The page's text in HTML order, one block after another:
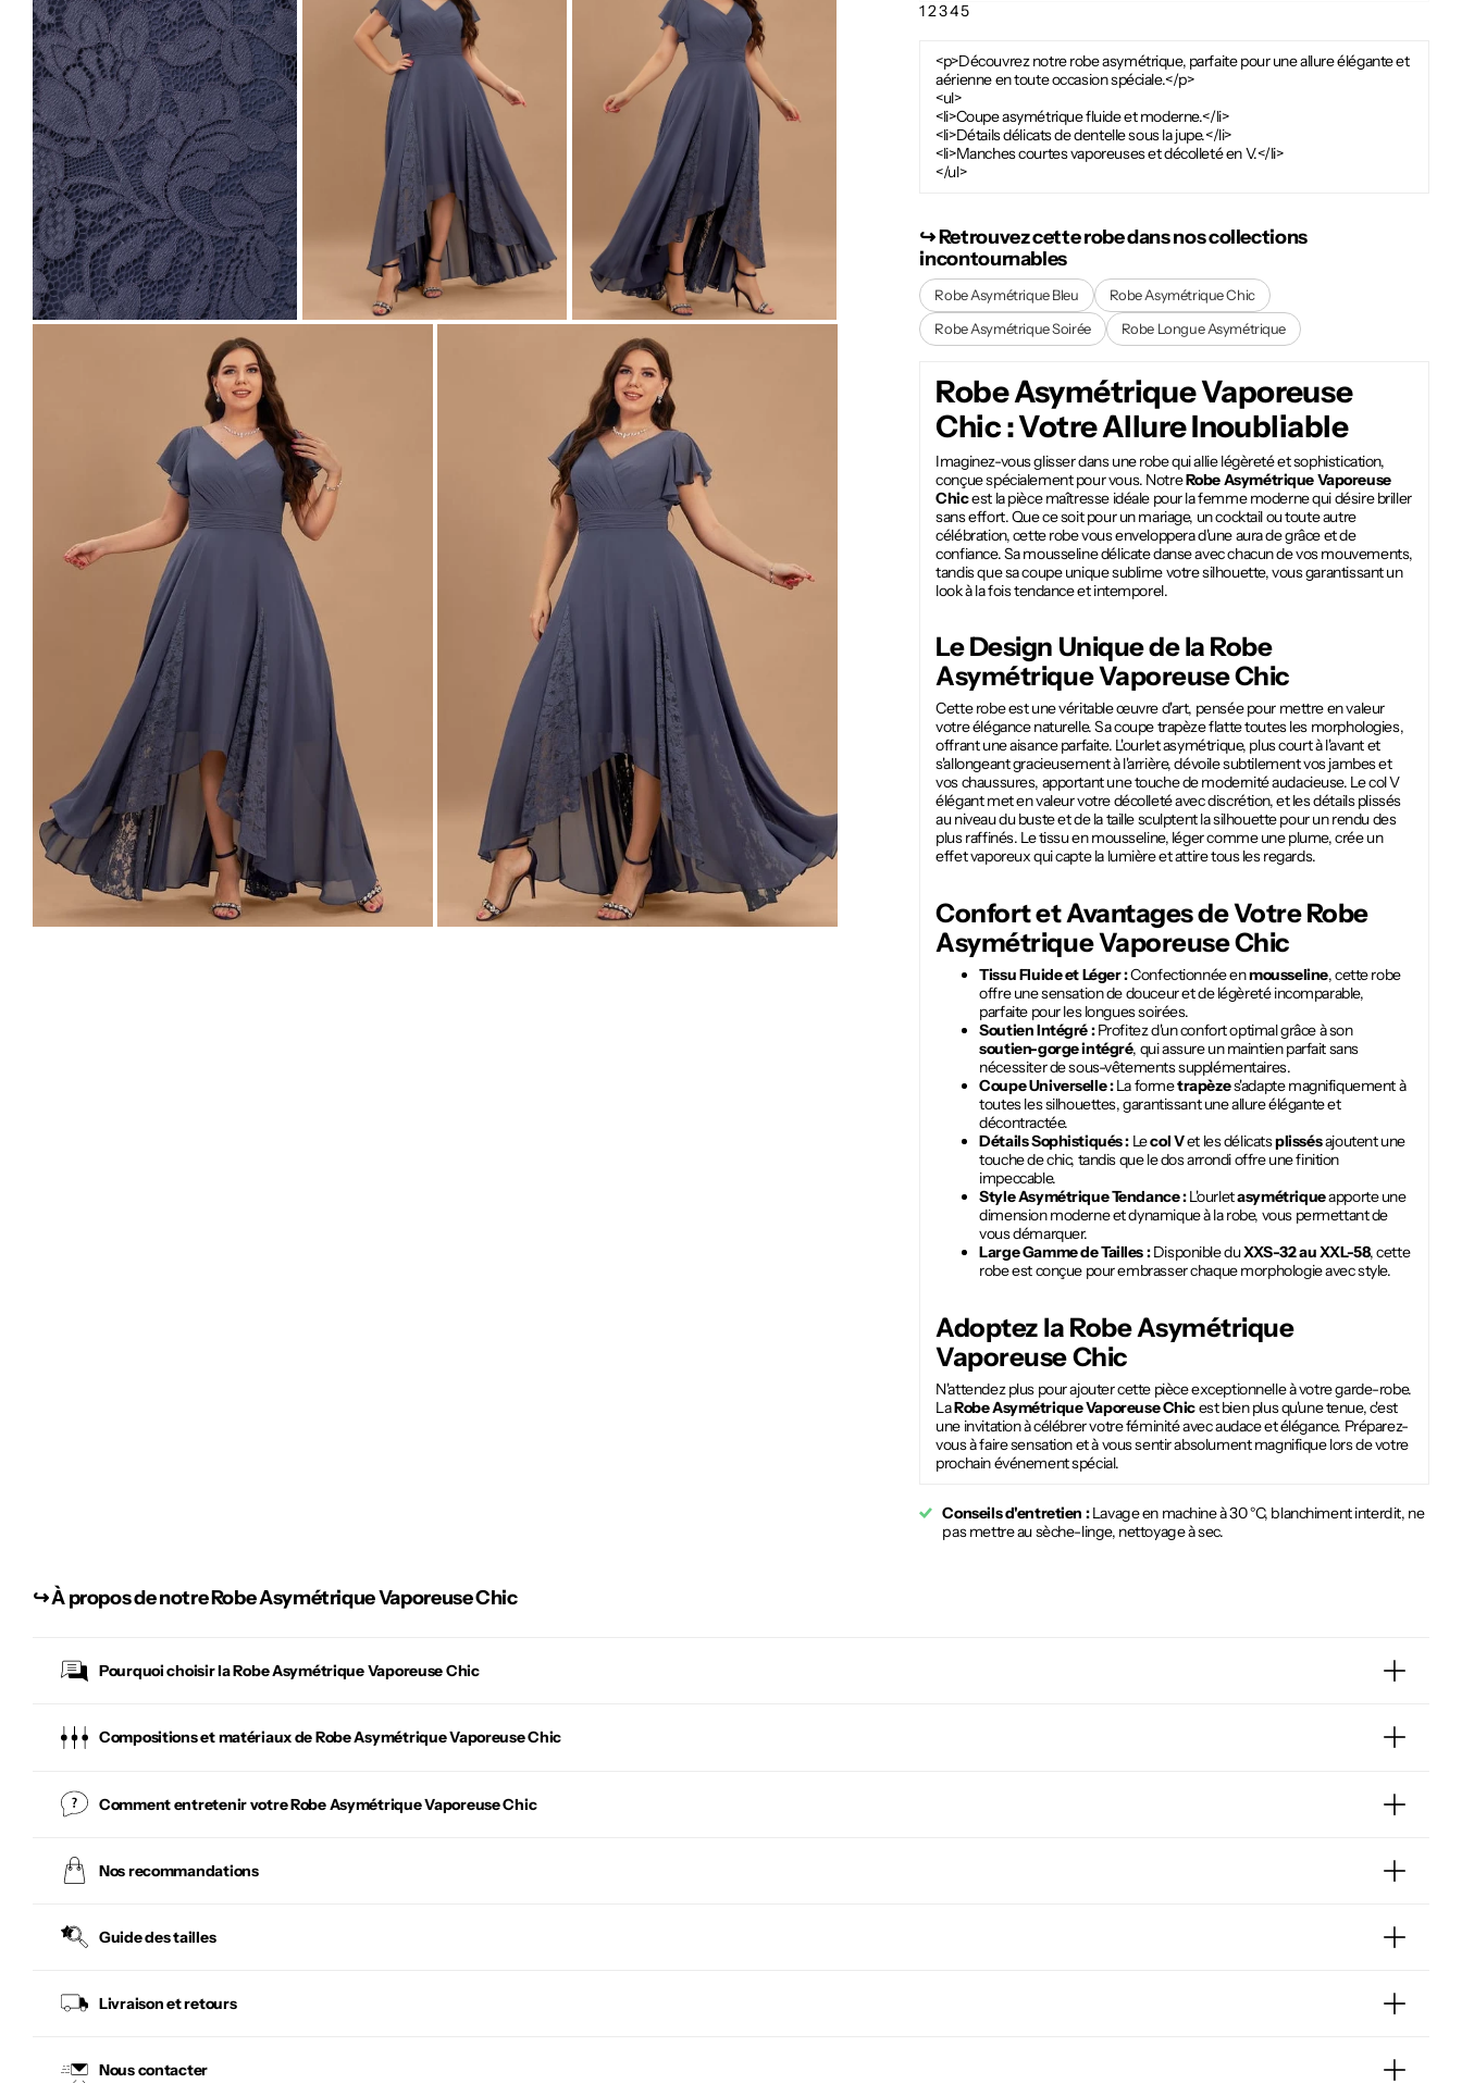
12345
<p>Découvrez notre robe asymétrique, parfaite pour une allure élégante et
aérienne en toute occasion spéciale.</p>
<ul>
<li>Coupe asymétrique fluide et moderne.</li>
<li>Détails délicats de dentelle sous la jupe.</li>
<li>Manches courtes vaporeuses et décolleté en V.</li>
</ul>
↪︎ Retrouvez cette robe dans nos collections
incontournables
Robe Asymétrique Bleu
Robe Asymétrique Chic
Robe Asymétrique Soirée
Robe Longue Asymétrique
Robe Asymétrique Vaporeuse
Chic: Votre Allure Inoubliable
Imaginez-vous glisser dans une robe qui allie légèreté et sophistication,
conçue spécialement pour vous. NotreRobe Asymétrique Vaporeuse
Chicest la pièce maîtresse idéale pour la femme moderne qui désire briller
sans effort. Que ce soit pour un mariage, un cocktail ou toute autre
célébration, cette robe vous enveloppera d'une aura de grâce et de
confiance. Sa mousseline délicate danse avec chacun de vos mouvements,
tandis que sa coupe unique sublime votre silhouette, vous garantissant un
look à la fois tendance et intemporel.
Le Design Unique de la Robe
Asymétrique Vaporeuse Chic
Cette robe est une véritable œuvre d'art, pensée pour mettre en valeur
votre élégance naturelle. Sa coupe trapèze flatte toutes les morphologies,
offrant une aisance parfaite. L'ourlet asymétrique, plus court à l'avant et
s'allongeant gracieusement à l'arrière, dévoile subtilement vos jambes et
vos chaussures, apportant une touche de modernité audacieuse. Le col V
élégant met en valeur votre décolleté avec discrétion, et les détails plissés
au niveau du buste et de la taille sculptent la silhouette pour un rendu des
plus raffinés. Le tissu en mousseline, léger comme une plume, crée un
effet vaporeux qui capte la lumière et attire tous les regards.
Confort et Avantages de VotreRobe
Asymétrique Vaporeuse Chic
Tissu Fluide et Léger :Confectionnée enmousseline, cette robe
offre une sensation de douceur et de légèreté incomparable,
parfaite pour les longues soirées.
Soutien Intégré :Profitez d'un confort optimal grâce à son
soutien-gorge intégré, qui assure un maintien parfait sans
nécessiter de sous-vêtements supplémentaires.
Coupe Universelle :La formetrapèzes'adapte magnifiquement à
toutes les silhouettes, garantissant une allure élégante et
décontractée.
Détails Sophistiqués : Lecol Vet les délicatsplissésajoutent une
touche de chic, tandis que le dos arrondi offre une finition
impeccable.
Style Asymétrique Tendance :L'ourletasymétriqueapporte une
dimension moderne et dynamique à la robe, vous permettant de
vous démarquer.
Large Gamme de Tailles :Disponible duXXS-32 au XXL-58, cette
robe est conçue pour embrasser chaque morphologie avec style.
Adoptez la Robe Asymétrique
Vaporeuse Chic
N'attendez plus pour ajouter cette pièce exceptionnelle à votre garde-robe.
LaRobe Asymétrique Vaporeuse Chicest bien plus qu'une tenue, c'est
une invitation à célébrer votre féminité avec audace et élégance. Préparez-
vous à faire sensation et à vous sentir absolument magnifique lors de votre
prochain événement spécial.
Conseils d'entretien :Lavage en machine à 30 °C, blanchiment interdit, ne
pas mettre au sèche-linge, nettoyage à sec.
↪︎À propos de notre Robe Asymétrique Vaporeuse Chic
Pourquoi choisir laRobe Asymétrique Vaporeuse Chic
Compositions et matériaux de Robe Asymétrique Vaporeuse Chic
Comment entretenir votreRobe Asymétrique Vaporeuse Chic
Nos recommandations
Guide des tailles
Livraison et retours
Nous contacter